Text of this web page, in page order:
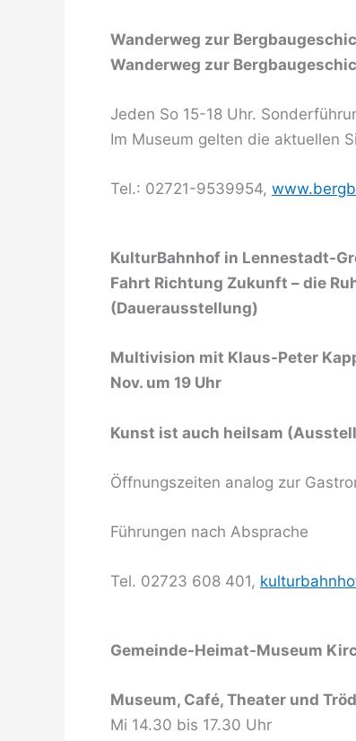
Wanderweg zur
Wanderweg zur
Jeden So 15-18 Uhr.
Im Museum gelten die aktuellen
Tel.: 02721-9539954,
KulturBahnhof in Lennestadt-
Fahrt Richtung Zukunft – die
(Dauerausstellung)
Multivision mit Klaus-Peter
Nov. um 19 Uhr
Kunst ist auch heilsam
Öffnungszeiten analog zur
Führungen nach Absprache
Tel. 02723 608 401,
Gemeinde-Heimat-Museum
Museum, Café, Theater und
Mi 14.30 bis 17.30 Uhr